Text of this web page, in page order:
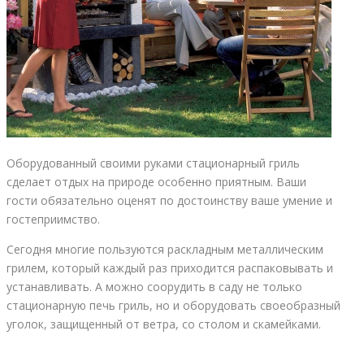
Оборудованный своими руками стационарный гриль
сделает отдых на природе особенно приятным. Ваши
гости обязательно оценят по достоинству ваше умение и
гостеприимство.
Сегодня многие пользуются раскладным металлическим
грилем, который каждый раз приходится распаковывать и
устанавливать. А можно соорудить в саду не только
стационарную печь гриль, но и оборудовать своеобразный
уголок, защищенный от ветра, со столом и скамейками.